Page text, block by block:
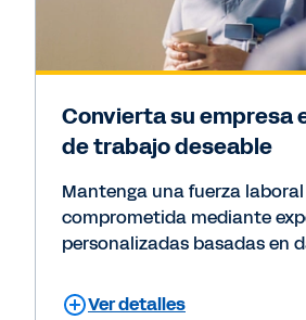
Convierta su empresa
de trabajo deseable
Mantenga una fuerza
comprometida mediante
personalizadas basadas en
Ver detalles